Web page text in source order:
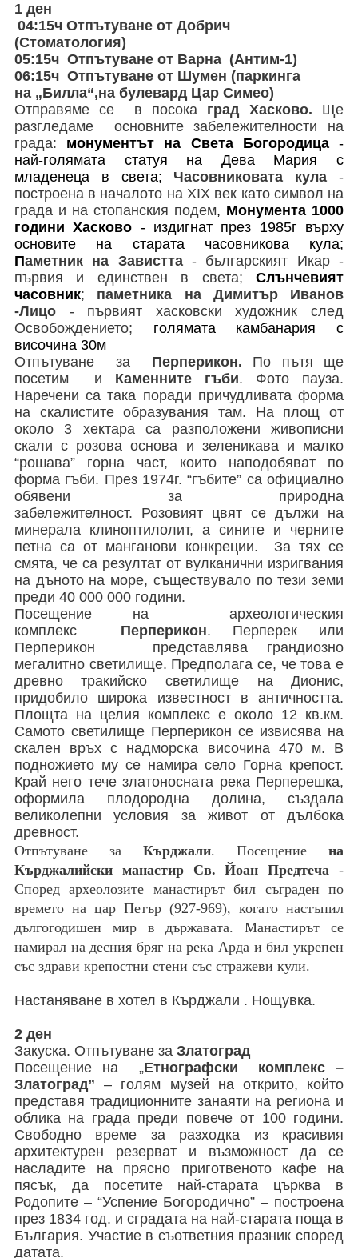
1 ден
04:15ч Отпътуване от Добрич
(Стоматология)
05:15ч Отпътуване от Варна (Антим-1)
06:15ч Отпътуване от Шумен (паркинга
на„Билла“,на булевард Цар Симео)
Отправяме се в посока град Хасково. Ще
разгледаме основните забележителности на
града:
монументът на Света Богородица-
най-голямата статуя на Дева Марияс
младенеца в света;
Часовниковата кула -
построена в началото на XIX век като символ на
града и на стопанския подем, Монумента 1000
години Хасково - издигнат през 1985г върху
основите на старата часовникова кула;
Паметник на Завистта - българският Икар -
първия и единствен в света;Слънчевият
часовник; паметника на Димитър Иванов
-Лицо - първият хасковски художник след
Освобождението; голямата камбанария с
височина 30м
Отпътуване за Перперикон. По пътя ще
посетим и Каменните гъби. Фото пауза.
Наречени са така поради причудливата форма
на скалистите образувания там. На площ от
около 3 хектара са разположени живописни
скали с розова основа и зеленикава и малко
“рошава” горна част, които наподобяват по
форма гъби. През 1974г. “гъбите” са официално
обявени за природна
забележителност. Розовият цвят се дължи на
минерала клиноптилолит, а сините и черните
петна са от манганови конкреции. За тях се
смята, че са резултат от вулканични изригвания
на дъното на море, съществувало по тези земи
преди 40 000 000 години.
Посещение на археологическия
комплекс Перперикон. Перперек или
Перперикон представлява грандиозно
мегалитно светилище. Предполага се, че това е
древно тракийско светилище на Дионис,
придобило широка известност в античността.
Площта на целия комплекс е около 12 кв.км.
Самото светилище Перперикон се извисява на
скален връх с надморска височина 470 м. В
подножието му се намира село Горна крепост.
Край него тече златоносната река Перперешка,
оформила плодородна долина, създала
великолепни условия за живот от дълбока
древност.
Отпътуване заКърджали. Посещениена
Кърджалийски манастир Св. Йоан Предтеча -
Според археолозите манастирът бил съграден по
времето на цар Петър (927-969), когато настъпил
дългогодишен мир в държавата. Манастирът се
намирал на десния бряг на река Арда и бил укрепен
със здрави крепостни стени със стражеви кули.
Настаняване в хотел в Кърджали . Нощувка.
2 ден
Закуска. Отпътуване за Златоград
Посещение на „Етнографски комплекс –
Златоград” – голям музей на открито, който
представя традиционните занаяти на региона и
облика на града преди повече от 100 години.
Свободно време за разходка из красивия
архитектурен резерват и възможност да се
насладите на прясно приготвеното кафе на
пясък, да посетите най-старата църква в
Родопите – “Успение Богородично” – построена
през 1834 год. и сградата на най-старата поща в
България. Участие в съответния празник според
датата.